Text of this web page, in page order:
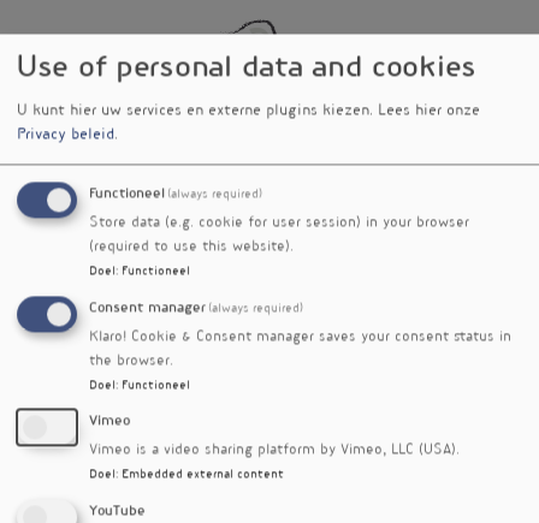
Use of personal data and cookies
U kunt hier uw services en externe plugins kiezen. Lees hier onze
Privacy beleid.
Functioneel (always required)
Store data (e.g. cookie for user session) in your browser
(required to use this website).
Doel : Functioneel
Consent manager (always required)
Klaro! Cookie & Consent manager saves your consent status in
the browser.
Doel : Functioneel
Vimeo
Vimeo is a video sharing platform by Vimeo, LLC (USA).
Doel : Embedded external content
YouTube